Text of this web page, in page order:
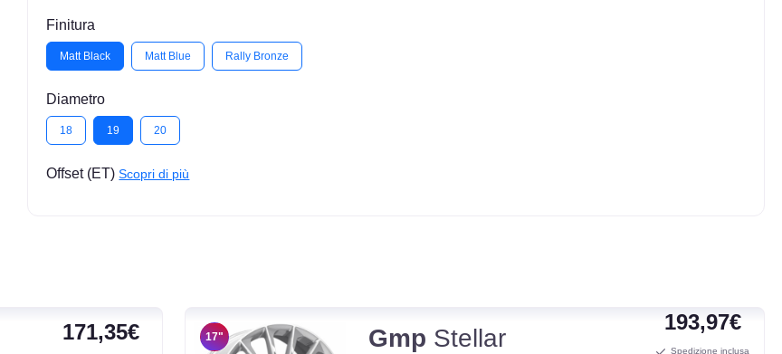
Finitura
Matt Black Matt Blue Rally Bronze
Diametro
18 19 20
Offset (ET)Scopri di più
171,35€ 17" Gmp Stellar
193,97€
Spedizione inclusa